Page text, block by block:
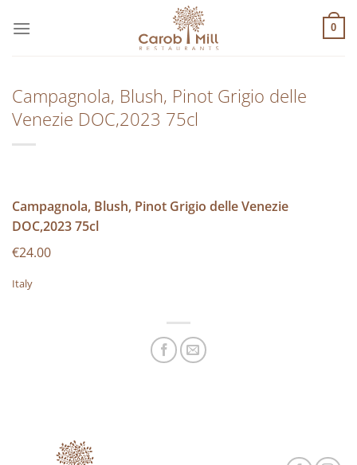
στο
0
Campagnola, Blush, Pinot Grigio delle
Venezie DOC,2023 75cl
Campagnola, Blush, Pinot Grigio delle Venezie
DOC,2023 75cl
€24.00
Italy